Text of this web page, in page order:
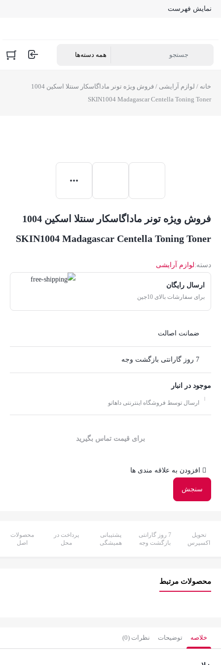
نمایش فهرست
خانه / لوازم آرایشی
/ فروش ویژه تونر ماداگاسکار سنتلا اسکین 1004
SKIN1004 Madagascar Centella Toning Toner
فروش ویژه تونر ماداگاسکار سنتلا اسکین 1004
SKIN1004 Madagascar Centella Toning Toner
دسته:لوازم آرایشی
ارسال رایگان
برای سفارشات بالای 10جین
ضمانت اصالت
7 روز گارانتی بازگشت وجه
موجود در انبار
ارسال توسط فروشگاه اینترنتی داهاتو
برای قیمت تماس بگیرید
افزودن به علاقه مندی ها
سنجش
تحویل
اکسپرس
7 روز گارانتی
بازگشت وجه
پشتیبانی
همیشگی
پرداخت در
محل
محصولات
اصل
محصولات مرتبط
خلاصه توضیحات نظرات (0)